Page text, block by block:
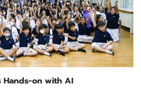
Hands-on with AI